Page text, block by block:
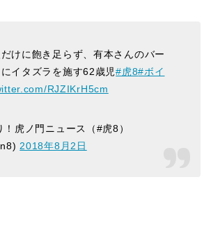
けに飽き足らず、有本さんのバー
イタズラを施す62歳児#虎8#ボイ
RJZIKrH5cm
虎ノ門ニュース（#虎8）
2018年8月2日